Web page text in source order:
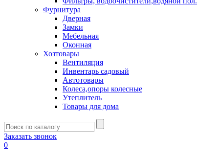
Фурнитура
Дверная
Замки
Мебельная
Оконная
Хозтовары
Вентиляция
Инвентарь садовый
Автотовары
Колеса,опоры колесные
Утеплитель
Товары для дома
Заказать звонок
0